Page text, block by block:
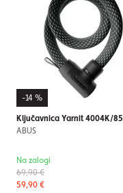
-14 %
Ključavnica Yarnit 4004K/85
ABUS
69,90 €
59,90 €
Na zalogi